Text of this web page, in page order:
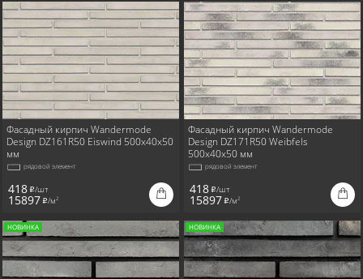
Фасадный кирпич Wandermode
Design DZ161R50 Eiswind 500x40x50
мм
рядовой элемент
418 i/шт
15897 i/м2
Фасадный кирпич Wandermode
Design DZ171R50 Weibfels
500x40x50 мм
рядовой элемент
418 i/шт
15897 i/м2
НОВИНКА НОВИНКА